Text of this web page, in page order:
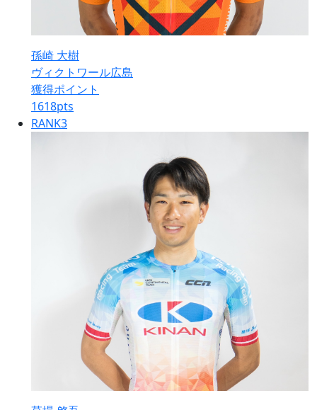
孫崎 大樹
ヴィクトワール広島
獲得ポイント
1618pts
RANK3